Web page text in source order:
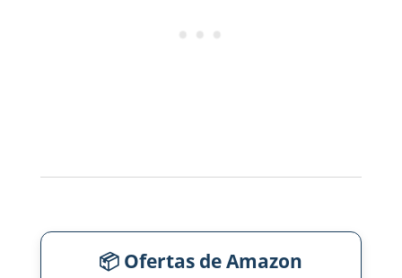
📦 Ofertas de Amazon